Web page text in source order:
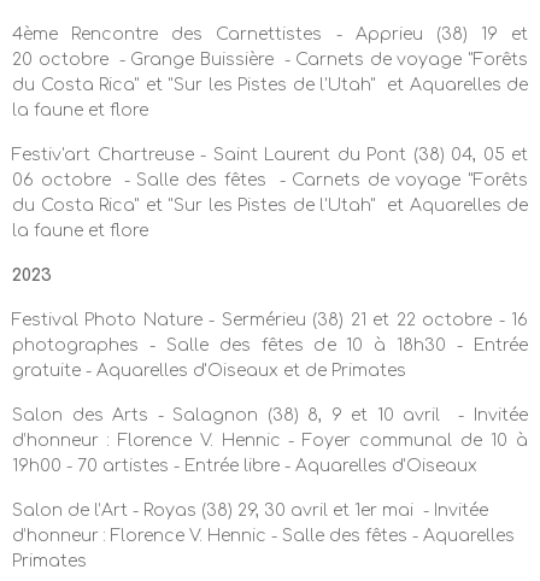
4ème Rencontre des Carnettistes - Apprieu (38) 19 et
20 octobre - Grange Buissière - Carnets de voyage "Forêts
du Costa Rica" et "Sur les Pistes de l'Utah" et Aquarelles de
la faune et flore
Festiv'art Chartreuse - Saint Laurent du Pont (38) 04, 05 et
06 octobre - Salle des fêtes - Carnets de voyage "Forêts
du Costa Rica" et "Sur les Pistes de l'Utah" et Aquarelles de
la faune et flore
2023
Festival Photo Nature - Sermérieu (38) 21 et 22 octobre - 16
photographes - Salle des fêtes de 10 à 18h30 - Entrée
gratuite - Aquarelles d'Oiseaux et de Primates
Salon des Arts - Salagnon (38) 8, 9 et 10 avril - Invitée
d’honneur : Florence V. Hennic - Foyer communal de 10 à
19h00 - 70 artistes - Entrée libre - Aquarelles d'Oiseaux
Salon de l’Art - Royas (38) 29, 30 avril et 1er mai - Invitée
d’honneur : Florence V. Hennic - Salle des fêtes - Aquarelles
Primates